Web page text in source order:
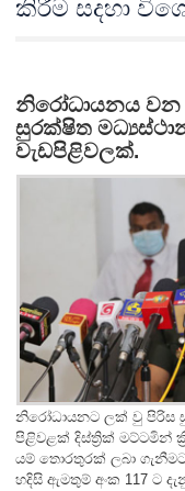
කිරීම සදහා
නිරෝධායනය වන
සුරක්ෂිත
වැඩපිළිවලක්.
නිරෝධායනට ලක් වු පිරිස
පිළිවළක් දිස්ත්‍රික් මට්ටමින්
යම් තොරතුරක් ලබා
හදිසි ඇමතුම් අංක 117 ට